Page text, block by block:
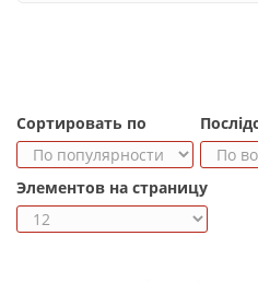
Сортировать по
Элементов на страницу